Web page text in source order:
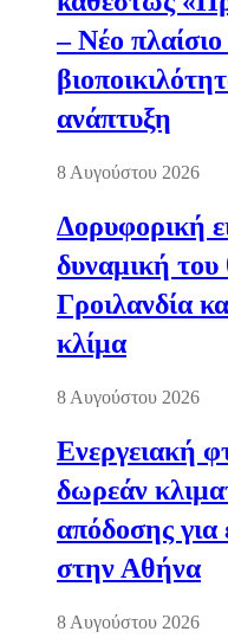
– Νέο
ανάπτυξη
8 Αυγούστου 2026
Δορυφορική
δυναμική
Γροιλανδία
κλίμα
8 Αυγούστου 2026
Ενεργειακή
δωρεάν
απόδοσης για
στην Αθήνα
8 Αυγούστου 2026